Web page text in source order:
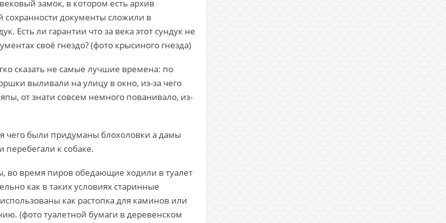
замок, в котором есть архив
документы сложили в
Есть ли гарантии что за века этот сундук не
своё гнездо? (фото крысиного гнезда)
сказать не самые лучшие времена: по
выливали на улицу в окно, из-за чего
от знати совсем немного пованивало, из-
чего были придуманы блохоловки а дамы
перебегали к собаке.
во время пиров обедающие ходили в туалет
как в таких условиях старинные
как растопка для каминов или
(фото туалетной бумаги в деревенском